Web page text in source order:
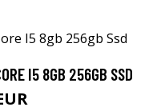
I5 8GB 256GB SSD